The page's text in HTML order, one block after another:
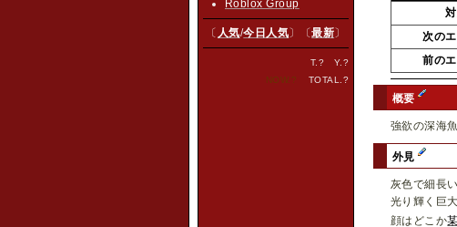
次の
前の
概要
強欲の深海魚
外見
灰色で細長
光り輝く巨
顔はどこか
Roblox Group
〔 人気/今日人気〕〔最新〕
T. ? Y. ?
NOW. ? TOTAL. ?